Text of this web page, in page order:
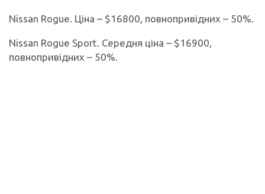
Nissan Rogue. Ціна – $16800, повнопривідних – 50%.
Nissan Rogue Sport. Середня ціна – $16900,
повнопривідних – 50%.